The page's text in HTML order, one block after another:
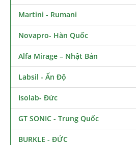
Martini - Rumani
Novapro- Hàn Quốc
Alfa Mirage – Nhật Bản
Labsil - Ấn Độ
Isolab- Đức
GT SONIC - Trung Quốc
BURKLE - ĐỨC